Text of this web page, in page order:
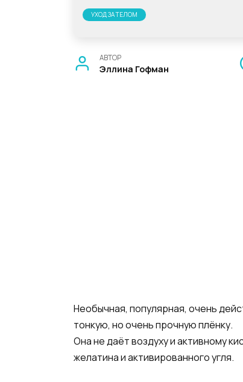
УХОД ЗА ТЕЛОМ
АВТОР
Эллина Гофман
Необычная, популярная, очень
тонкую, но очень прочную плёнку.
Она не даёт воздуху и активному
желатина и активированного угля.